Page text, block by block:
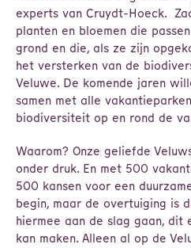
experts van Cruydt-Hoeck.
planten en bloemen die
grond en die, als ze zijn
het versterken van de
Veluwe. De komende jaren
samen met alle
biodiversiteit op en rond de
Waarom? Onze geliefde
onder druk. En met 500
500 kansen voor een
begin, maar de overtuiging is
hiermee aan de slag gaan, dit
kan maken. Alleen al op de